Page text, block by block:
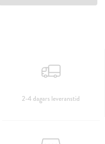
2-4 dagars leveranstid